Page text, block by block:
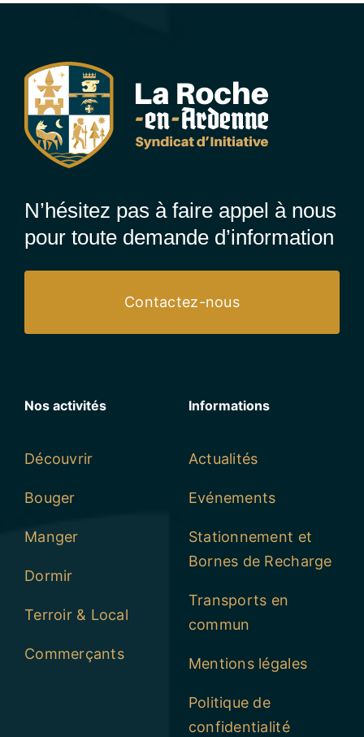
N’hésitez pas à faire appel à nous
pour toute demande d’information
Contactez-nous
Nos activités
Découvrir
Bouger
Manger
Dormir
Terroir & Local
Commerçants
Informations
Actualités
Evénements
Stationnement et
Bornes de Recharge
Transports en
commun
Mentions légales
Politique de
confidentialité